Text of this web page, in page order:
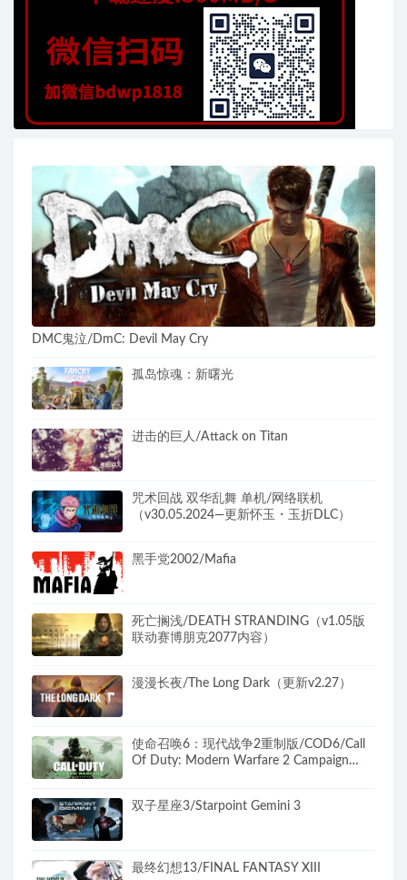
DMC鬼泣/DmC: Devil May Cry
孤岛惊魂：新曙光
进击的巨人/Attack on Titan
咒术回战 双华乱舞 单机/网络联机
（v30.05.2024—更新怀玉・玉折DLC）
黑手党2002/Mafia
死亡搁浅/DEATH STRANDING（v1.05版
联动赛博朋克2077内容）
漫漫长夜/The Long Dark（更新v2.27）
使命召唤6：现代战争2重制版/COD6/Call
Of Duty: Modern Warfare 2 Campaign
双子星座3/Starpoint Gemini 3
最终幻想13/FINAL FANTASY XIII